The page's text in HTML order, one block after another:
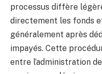
processus diffère
directement les fonds
généralement après
impayés. Cette
entre l’administration